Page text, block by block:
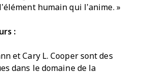
humain qui l’anime. »
:
et Cary L. Cooper sont des
dans le domaine de la